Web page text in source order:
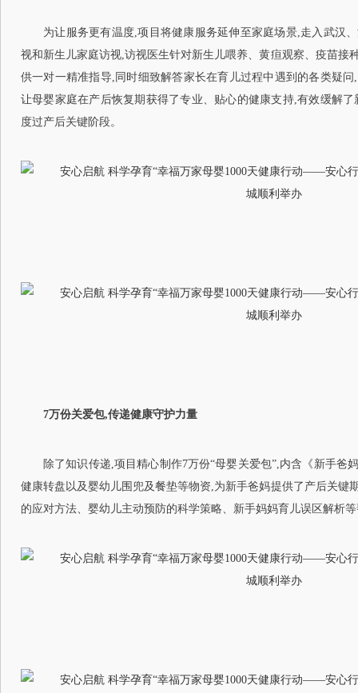
为让服务更有温度,项目将健康服务延伸至家庭场景,走入武汉
视和新生儿家庭访视,访视医生针对新生儿喂养、黄疸观察、疫苗接
供一对一精准指导,同时细致解答家长在育儿过程中遇到的各类疑
让母婴家庭在产后恢复期获得了专业、贴心的健康支持,有效缓解
度过产后关键阶段。
7万份关爱包,传递健康守护力量
除了知识传递,项目精心制作7万份“母婴关爱包”,内含《新手爸
健康转盘以及婴幼儿围兜及餐垫等物资,为新手爸妈提供了产后关键
的应对方法、婴幼儿主动预防的科学策略、新手妈妈育儿误区解析